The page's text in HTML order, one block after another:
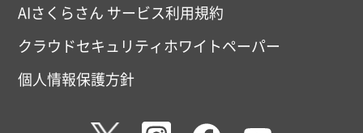
AIさくらさん サービス利用規約
クラウドセキュリティホワイトペーパー
個人情報保護方針